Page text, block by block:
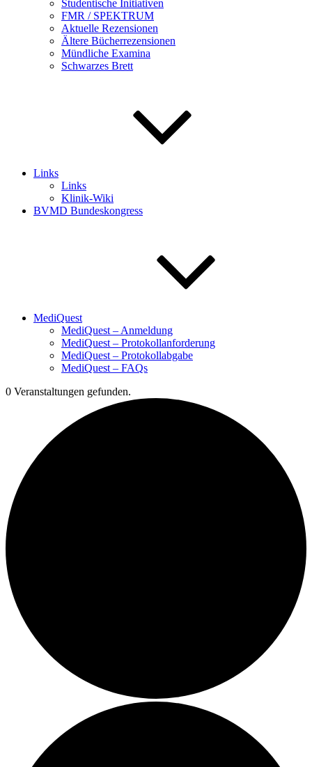
Studentische Initiativen
FMR / SPEKTRUM
Aktuelle Rezensionen
Ältere Bücherrezensionen
Mündliche Examina
Schwarzes Brett
Links
Links
Klinik-Wiki
BVMD Bundeskongress
MediQuest
MediQuest – Anmeldung
MediQuest – Protokollanforderung
MediQuest – Protokollabgabe
MediQuest – FAQs
0 Veranstaltungen gefunden.